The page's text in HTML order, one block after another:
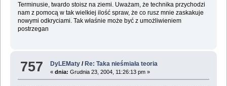
Terminusie, twardo stoisz na ziemi. Uważam, że technika przychodzi
nam z pomocą w tak wielkiej ilość spraw, że co rusz mnie zaskakuje
nowymi odkryciami. Tak właśnie może być z umożliwieniem
postrzegan
757 DyLEMaty / Re: Taka nieśmiała teoria
«dnia: Grudnia 23, 2004, 11:26:13 pm »